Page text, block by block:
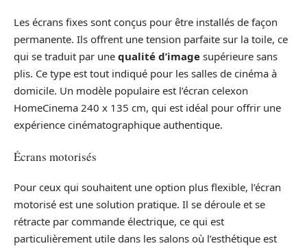
Les écrans fixes sont conçus pour être installés de façon
permanente. Ils offrent une tension parfaite sur la toile, ce
qui se traduit par une qualité d’image supérieure sans
plis. Ce type est tout indiqué pour les salles de cinéma à
domicile. Un modèle populaire est l’écran celexon
HomeCinema 240 x 135 cm, qui est idéal pour offrir une
expérience cinématographique authentique.
Écrans motorisés
Pour ceux qui souhaitent une option plus flexible, l’écran
motorisé est une solution pratique. Il se déroule et se
rétracte par commande électrique, ce qui est
particulièrement utile dans les salons où l’esthétique est